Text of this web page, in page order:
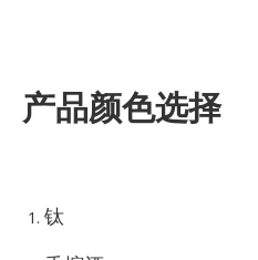
产品颜色选择
钛